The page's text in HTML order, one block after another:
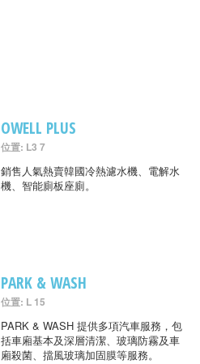
OWELL PLUS
位置: L3 7
銷售人氣熱賣韓國冷熱濾水機、電解水
機、智能廁板座廁。
PARK & WASH
位置: L 15
PARK & WASH 提供多項汽車服務，包
括車廂基本及深層清潔、玻璃防霧及車
廂殺菌、擋風玻璃加固膜等服務。